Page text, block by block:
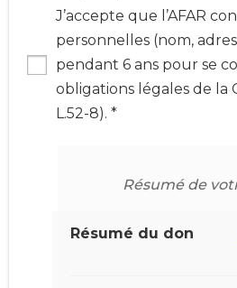
J’accepte que l’AFAR
personnelles (nom,
pendant 6 ans pour se
obligations légales de la
L.52-8). *
Résumé de
Résumé du don